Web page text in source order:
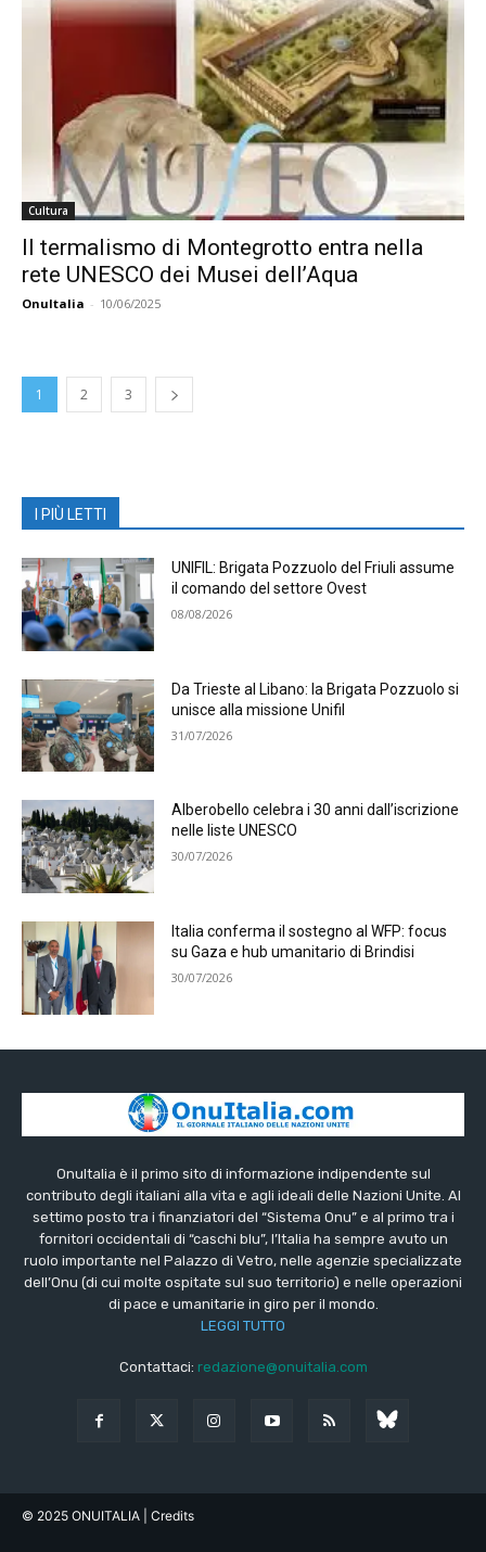
Cultura
Il termalismo di Montegrotto entra nella
rete UNESCO dei Musei dell’Aqua
OnuItalia - 10/06/2025
1 2 3
I PIÙ LETTI
UNIFIL: Brigata Pozzuolo del Friuli assume
il comando del settore Ovest
08/08/2026
Da Trieste al Libano: la Brigata Pozzuolo si
unisce alla missione Unifil
31/07/2026
Alberobello celebra i 30 anni dall’iscrizione
nelle liste UNESCO
30/07/2026
Italia conferma il sostegno al WFP: focus
su Gaza e hub umanitario di Brindisi
30/07/2026
OnuItalia è il primo sito di informazione indipendente sul
contributo degli italiani alla vita e agli ideali delle Nazioni Unite. Al
settimo posto tra i finanziatori del “Sistema Onu” e al primo tra i
fornitori occidentali di “caschi blu”, l’Italia ha sempre avuto un
ruolo importante nel Palazzo di Vetro, nelle agenzie specializzate
dell’Onu (di cui molte ospitate sul suo territorio) e nelle operazioni
di pace e umanitarie in giro per il mondo.
LEGGI TUTTO
Contattaci: redazione@onuitalia.com
© 2025 ONUITALIA | Credits